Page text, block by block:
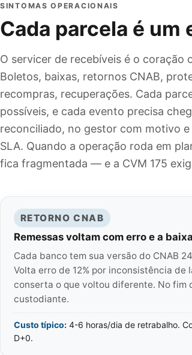
SINTOMAS OPERACIONAIS
Cada parcela é
O servicer de recebíveis é o coração
Boletos, baixas, retornos CNAB,
recompras, recuperações. Cada
possíveis, e cada evento precisa
reconciliado, no gestor com motivo
SLA. Quando a operação roda em
fica fragmentada — e a CVM 175
RETORNO CNAB
Remessas voltam com erro e a
Cada banco tem sua versão do CNAB
Volta erro de 12% por inconsistência
conserta o que voltou diferente. No fim
custodiante.
Custo típico: 4-6 horas/dia de retrabalho.
D+0.